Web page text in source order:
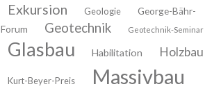
Exkursion Geologie
George-Bähr-
Forum
Geotechnik Geotechnik-Seminar
Glasbau Habilitation Holzbau
Kurt-Beyer-Preis Massivbau